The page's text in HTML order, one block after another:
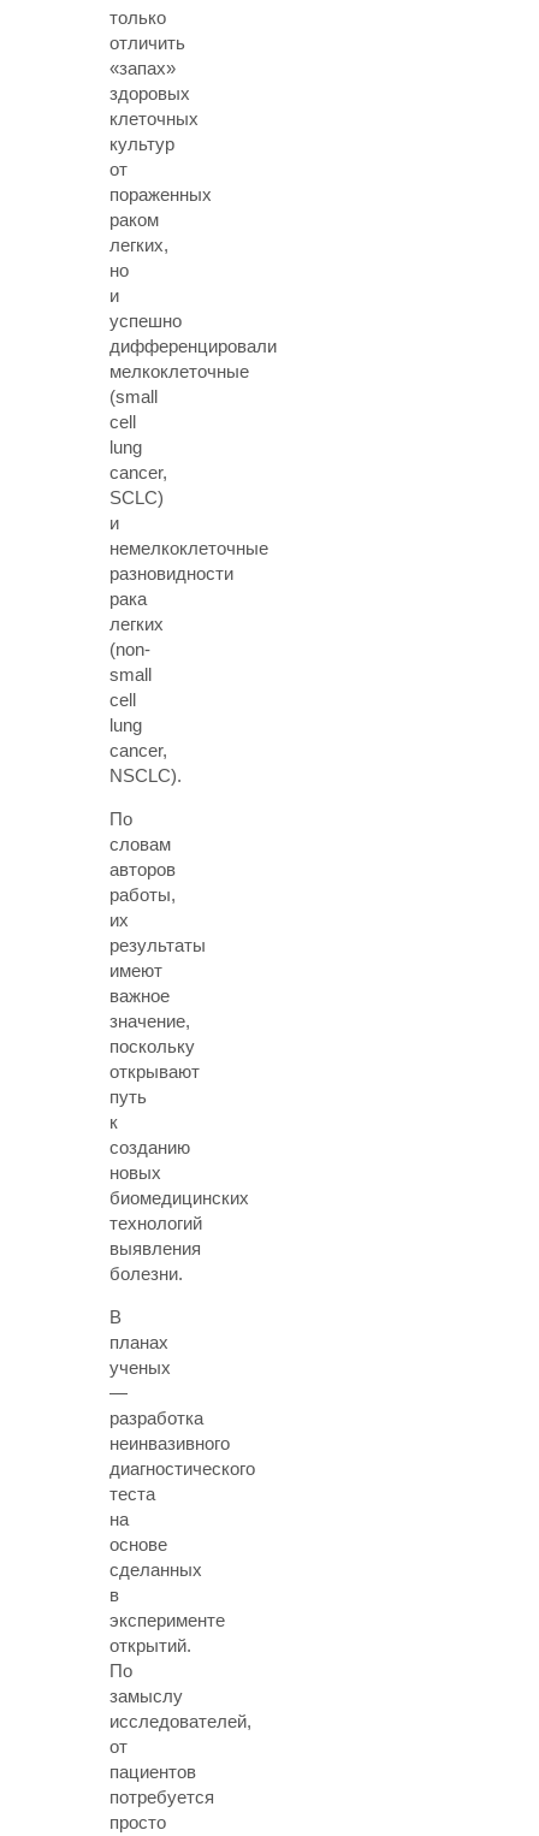
только
отличить
«запах»
здоровых
клеточных
культур
от
пораженных
раком
легких,
но
и
успешно
дифференцировали
мелкоклеточные
(small
cell
lung
cancer,
SCLC)
и
немелкоклеточные
разновидности
рака
легких
(non-
small
cell
lung
cancer,
NSCLC).
По
словам
авторов
работы,
их
результаты
имеют
важное
значение,
поскольку
открывают
путь
к
созданию
новых
биомедицинских
технологий
выявления
болезни.
В
планах
ученых
—
разработка
неинвазивного
диагностического
теста
на
основе
сделанных
в
эксперименте
открытий.
По
замыслу
исследователей,
от
пациентов
потребуется
просто